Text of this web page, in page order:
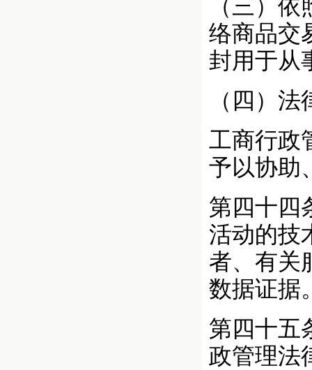
（三）
络商品交
封用于从
（四）
工商行政
予以协助
第四十四
活动的技
者、有关
数据证据
第四十五
政管理法